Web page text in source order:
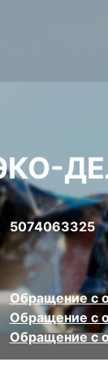
5074063325
Обращение с
Обращение с
Обращение с